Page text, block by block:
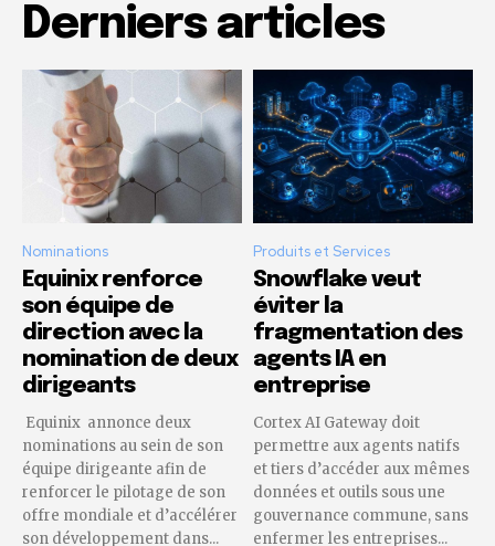
Derniers articles
Nominations
Equinix renforce
son équipe de
direction avec la
nomination de deux
dirigeants
Equinix annonce deux
nominations au sein de son
équipe dirigeante afin de
renforcer le pilotage de son
offre mondiale et d’accélérer
son développement dans...
Produits et Services
Snowflake veut
éviter la
fragmentation des
agents IA en
entreprise
Cortex AI Gateway doit
permettre aux agents natifs
et tiers d’accéder aux mêmes
données et outils sous une
gouvernance commune, sans
enfermer les entreprises...